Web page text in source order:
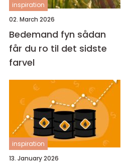
inspiration
02. March 2026
Bedemand fyn sådan
får du ro til det sidste
farvel
inspiration
13. January 2026